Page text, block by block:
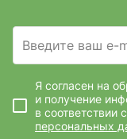
Введите ваш e-
Я согласен на
и получение
в соответствии с
персональных